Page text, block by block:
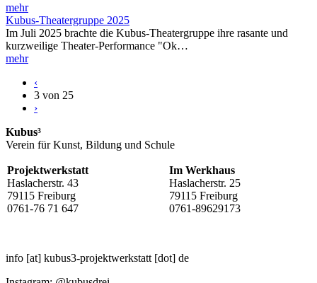
mehr
Kubus-Theatergruppe 2025
Im Juli 2025 brachte die Kubus-Theatergruppe ihre rasante und
kurzweilige Theater-Performance "Ok…
mehr
‹
3 von 25
›
Kubus³
Verein für Kunst, Bildung und Schule
Projektwerkstatt
Haslacherstr. 43
79115 Freiburg
0761-76 71 647
Im Werkhaus
Haslacherstr. 25
79115 Freiburg
0761-89629173
info [at] kubus3-projektwerkstatt [dot] de